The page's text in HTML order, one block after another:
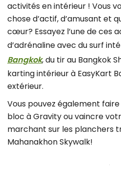
activités en intérieur ! Vous
chose d’actif, d’amusant et
cœur? Essayez l’une de ces
d’adrénaline avec du surf
Bangkok, du tir au Bangkok
karting intérieur à EasyKart
extérieur.
Vous pouvez également
bloc à Gravity ou vaincre
marchant sur les planchers
Mahanakhon Skywalk!